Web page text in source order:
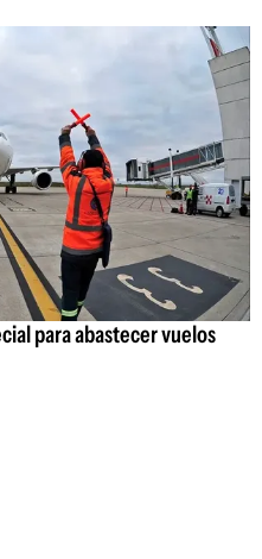
para abastecer vuelos